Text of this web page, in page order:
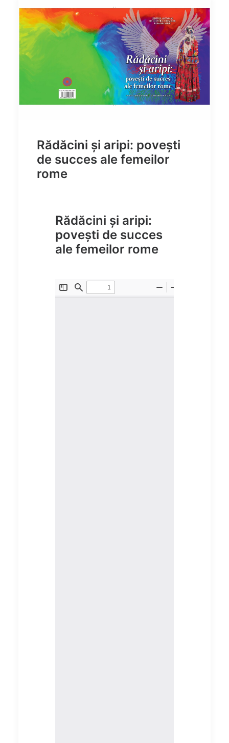
Rădăcini și aripi: povești
de succes ale femeilor
rome
Rădăcini și aripi:
povești de succes
ale femeilor rome